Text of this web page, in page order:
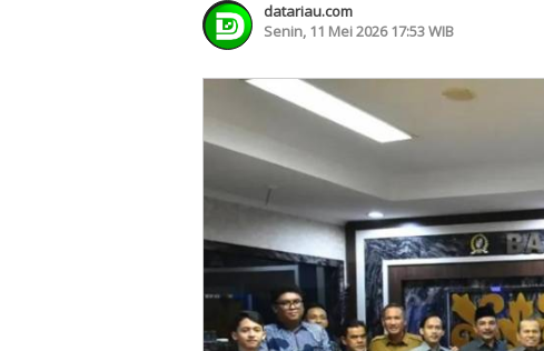
datariau.com
Senin, 11 Mei 2026 17:53 WIB